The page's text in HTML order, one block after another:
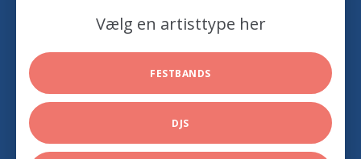
Vælg en artisttype her
FESTBANDS
DJS